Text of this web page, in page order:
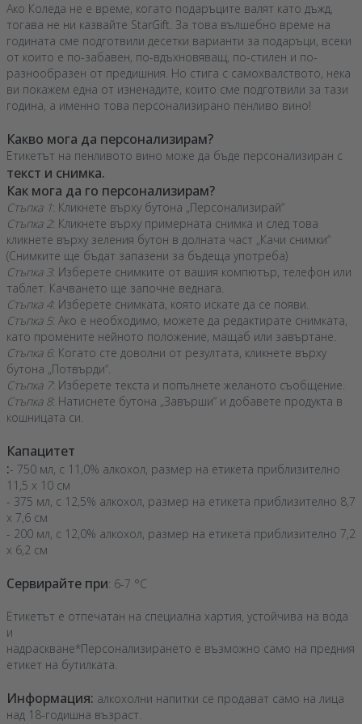
Ако Коледа не е време, когато подаръците валят като дъжд,
тогава не ни казвайте StarGift. За това вълшебно време на
годината сме подготвили десетки варианти за подаръци, всеки
от които е по-забавен, по-вдъхновяващ, по-стилен и по-
разнообразен от предишния. Но стига с самохвалството, нека
ви покажем една от изненадите, които сме подготвили за тази
година, а именно това персонализирано пенливо вино!
Какво мога да персонализирам?
Етикетът на пенливото вино може да бъде персонализиран с
текст и снимка.
Как мога да го персонализирам?
Стъпка 1: Кликнете върху бутона „Персонализирай“
Стъпка 2: Кликнете върху примерната снимка и след това
кликнете върху зеления бутон в долната част „Качи снимки“
(Снимките ще бъдат запазени за бъдеща употреба)
Стъпка 3: Изберете снимките от вашия компютър, телефон или
таблет. Качването ще започне веднага.
Стъпка 4: Изберете снимката, която искате да се появи.
Стъпка 5: Ако е необходимо, можете да редактирате снимката,
като промените нейното положение, мащаб или завъртане.
Стъпка 6: Когато сте доволни от резултата, кликнете върху
бутона „Потвърди“.
Стъпка 7: Изберете текста и попълнете желаното съобщение.
Стъпка 8: Натиснете бутона „Завърши“ и добавете продукта в
кошницата си.
Капацитет
:- 750 мл, с 11,0% алкохол, размер на етикета приблизително
11,5 x 10 см
- 375 мл, с 12,5% алкохол, размер на етикета приблизително 8,7
x 7,6 см
- 200 мл, с 12,0% алкохол, размер на етикета приблизително 7,2
x 6,2 см
Сервирайте при: 6-7 °C
Етикетът е отпечатан на специална хартия, устойчива на вода
и
надраскване*Персонализирането е възможно само на предния
етикет на бутилката.
Информация: алкохолни напитки се продават само на лица
над 18-годишна възраст.